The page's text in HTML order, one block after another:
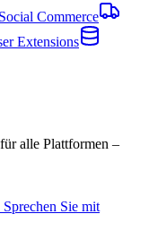
Social Commerce
Extensions
alle Plattformen –
Sie mit